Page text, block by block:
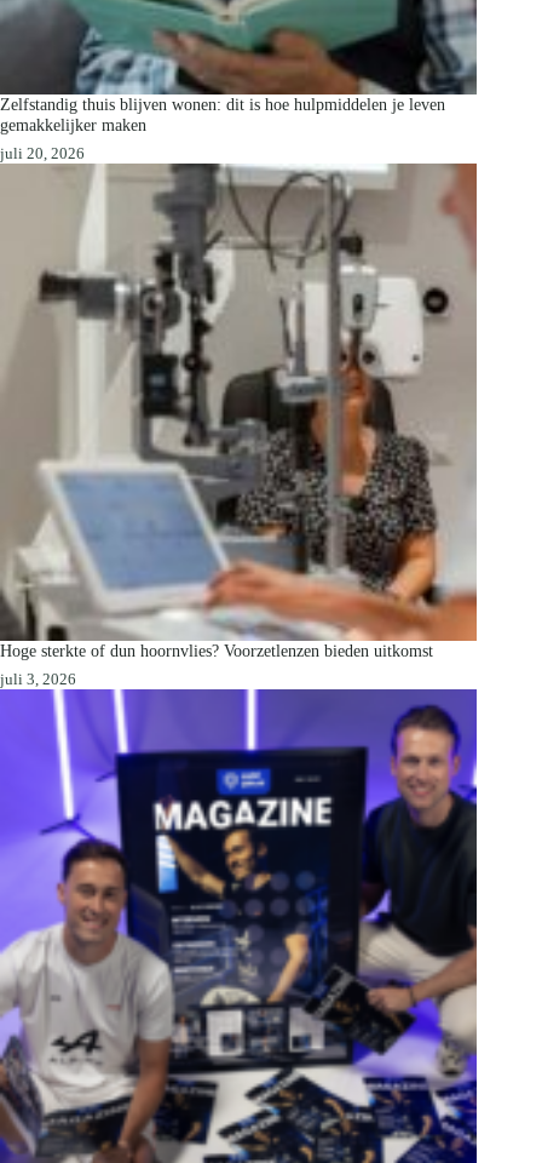
Zelfstandig thuis blijven wonen: dit is hoe hulpmiddelen je leven
gemakkelijker maken
juli 20, 2026
Hoge sterkte of dun hoornvlies? Voorzetlenzen bieden uitkomst
juli 3, 2026